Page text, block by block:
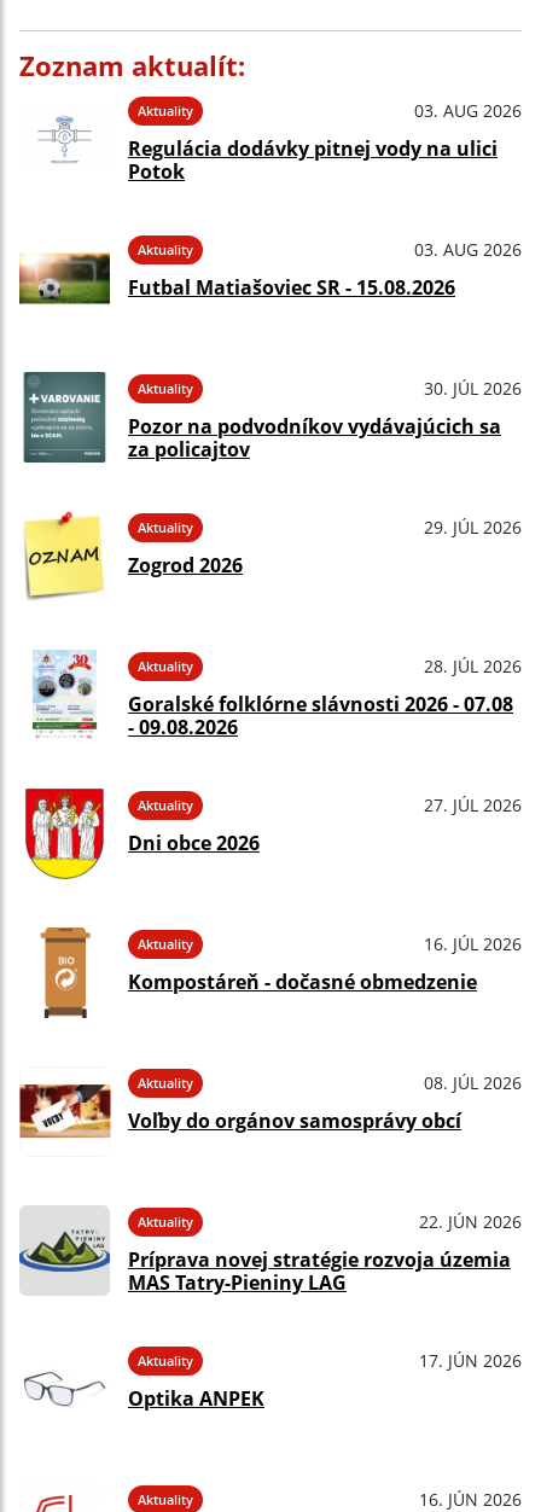
Zoznam aktualít:
Aktuality 03. AUG 2026
Regulácia dodávky pitnej vody na ulici
Potok
Aktuality 03. AUG 2026
Futbal Matiašoviec SR - 15.08.2026
Aktuality 30. JÚL 2026
Pozor na podvodníkov vydávajúcich sa
za policajtov
Aktuality 29. JÚL 2026
Zogrod 2026
Aktuality 28. JÚL 2026
Goralské folklórne slávnosti 2026 - 07.08
- 09.08.2026
Aktuality 27. JÚL 2026
Dni obce 2026
Aktuality 16. JÚL 2026
Kompostáreň - dočasné obmedzenie
Aktuality 08. JÚL 2026
Voľby do orgánov samosprávy obcí
Aktuality 22. JÚN 2026
Príprava novej stratégie rozvoja územia
MAS Tatry-Pieniny LAG
Aktuality 17. JÚN 2026
Optika ANPEK
Aktuality 16. JÚN 2026